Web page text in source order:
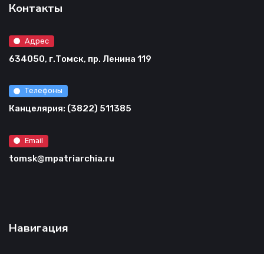
Контакты
Адрес
634050, г.Томск, пр. Ленина 119
Телефоны
Канцелярия: (3822) 511385
Email
tomsk@mpatriarchia.ru
Навигация